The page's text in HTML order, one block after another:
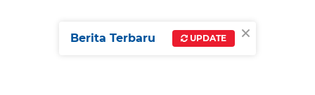
×
Berita Terbaru UPDATE